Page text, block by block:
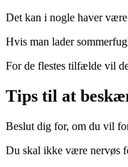
Det kan i nogle haver
Hvis man lader
For de flestes tilfælde vil
Tips til at
Beslut dig for, om du vil
Du skal ikke være nervøs